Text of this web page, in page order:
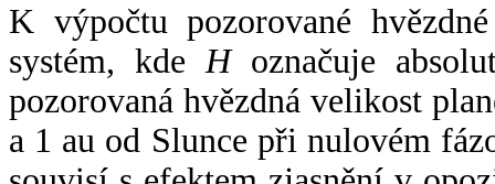
K výpočtu pozorované
systém, kde Hoznačuje
pozorovaná hvězdná velikost
a 1 au od Slunce při nulovém